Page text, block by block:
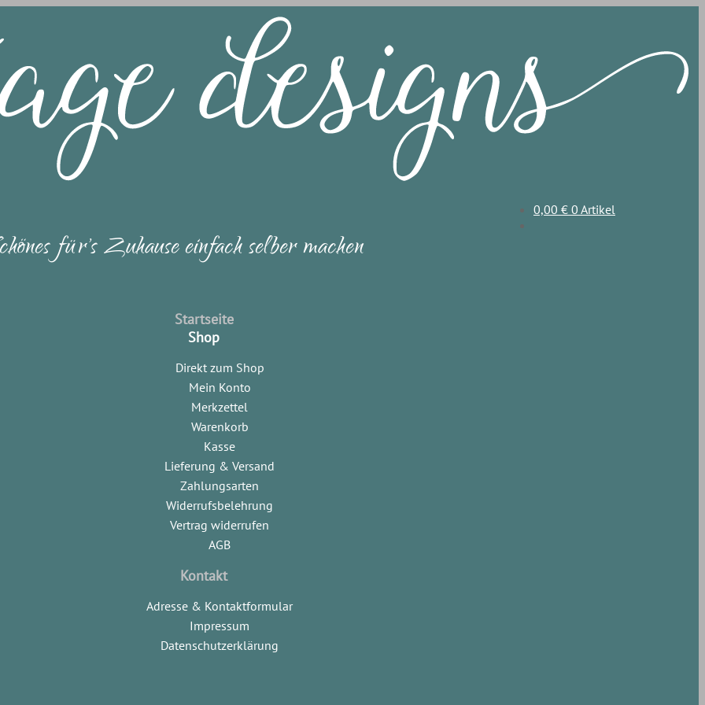
für's Zuhause einfach selber machen
Startseite
Shop
Direkt zum Shop
Mein Konto
Merkzettel
Warenkorb
Kasse
Lieferung & Versand
Zahlungsarten
Widerrufsbelehrung
Vertrag widerrufen
AGB
Kontakt
Adresse & Kontaktformular
Impressum
Datenschutzerklärung
0,00 € 0 Artikel